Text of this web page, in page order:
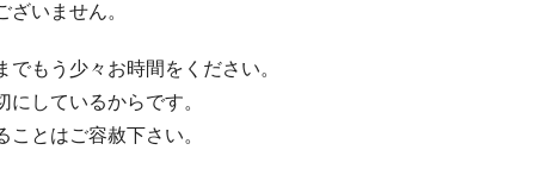
いません。
もう少々お時間をください。
しているからです。
とはご容赦下さい。